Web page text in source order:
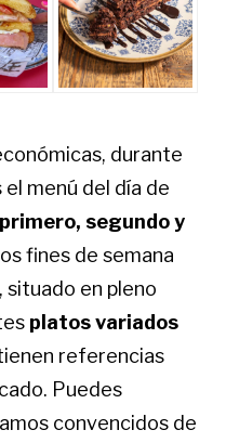
durante
el menú del día de
primero, segundo y
fines de semana
en pleno
platos variados
referencias
Puedes
convencidos de